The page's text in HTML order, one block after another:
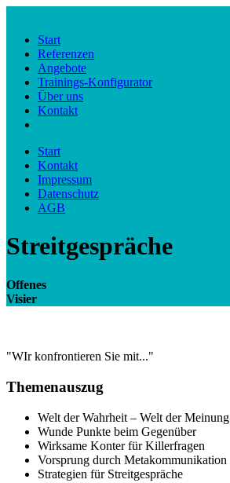
Start
Referenzen
Angebote
Trainings-Konfigurator
Über uns
Kontakt
Start
Kontakt
Impressum
Datenschutz
AGB
Streitgespräche
Offenes
Visier
"WIr konfrontieren Sie mit..."
Themenauszug
Welt der Wahrheit – Welt der Meinung
Wunde Punkte beim Gegenüber
Wirksame Konter für Killerfragen
Vorsprung durch Metakommunikation
Strategien für Streitgespräche